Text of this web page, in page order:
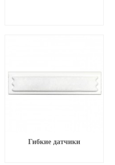
Гибкие датчики